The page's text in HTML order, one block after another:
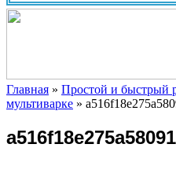
Главная » Простой и быстрый
мультиварке »